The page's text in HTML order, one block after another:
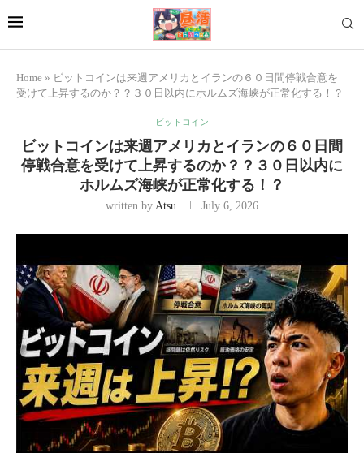
Home » ビットコインは来週アメリカとイランの６０日間停戦合意を
受けて上昇するのか？？３０日以内にホルムズ海峡が正常化する！？
ビットコイン
ビットコインは来週アメリカとイランの６０日間
停戦合意を受けて上昇するのか？？３０日以内に
ホルムズ海峡が正常化する！？
written by Atsu July 6, 2026